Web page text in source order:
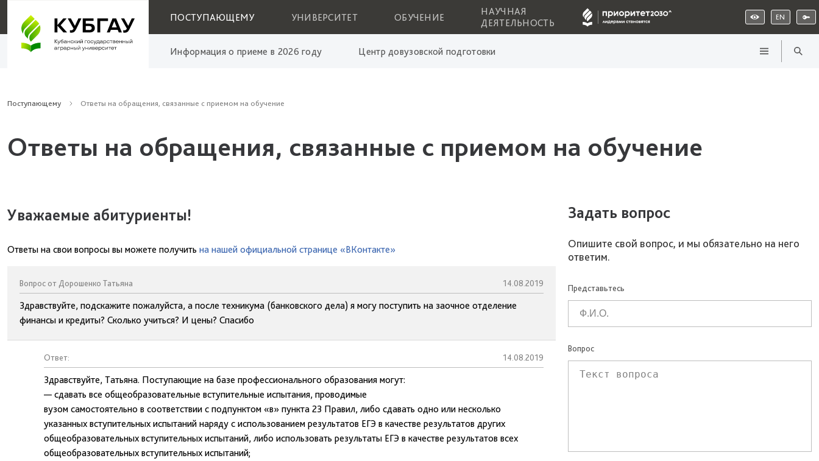
ПОСТУПАЮЩЕМУ УНИВЕРСИТЕТ ОБУЧЕНИЕ
НАУЧНАЯ
ДЕЯТЕЛЬНОСТЬ
EN
Информация о приеме в 2026 году Центр довузовской подготовки
Поступающему Ответы на обращения, связанные с приемом на обучение
Ответы на обращения, связанные с приемом на обучение
Уважаемые абитуриенты!
Ответы на свои вопросы вы можете получить на нашей официальной странице «ВКонтакте»
Вопрос от Дорошенко Татьяна 14.08.2019
Здравствуйте, подскажите пожалуйста, а после техникума (банковского дела) я могу поступить на заочное отделение
финансы и кредиты? Сколько учиться? И цены? Спасибо
Ответ: 14.08.2019
Здравствуйте, Татьяна. Поступающие на базе профессионального образования могут:
— сдавать все общеобразовательные вступительные испытания, проводимые
вузом самостоятельно в соответствии с подпунктом «в» пункта 23 Правил, либо сдавать одно или несколько
указанных вступительных испытаний наряду с использованием результатов ЕГЭ в качестве результатов других
общеобразовательных вступительных испытаний, либо использовать результаты ЕГЭ в качестве результатов всех
общеобразовательных вступительных испытаний;
Задать вопрос
Опишите свой вопрос, и мы обязательно на него
ответим.
Представьтесь
Вопрос